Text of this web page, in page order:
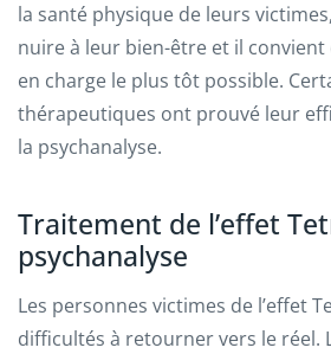
la santé physique de leurs
nuire à leur bien-être et il
en charge le plus tôt possible.
thérapeutiques ont prouvé leur
la psychanalyse.
Traitement de l’effet
psychanalyse
Les personnes victimes de l’effet
difficultés à retourner vers le réel.